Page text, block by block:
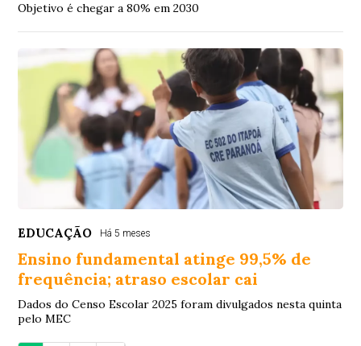
Objetivo é chegar a 80% em 2030
EDUCAÇÃO Há 5 meses
Ensino fundamental atinge 99,5% de
frequência; atraso escolar cai
Dados do Censo Escolar 2025 foram divulgados nesta quinta
pelo MEC